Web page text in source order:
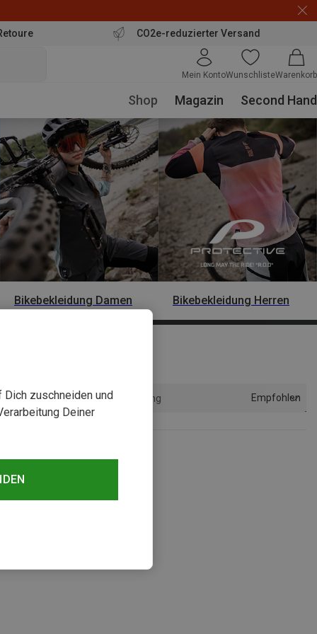
CO2e-reduzierter Versand
Mein KontoWunschlisteWarenkorb
Shop Magazin Second Hand
Bikebekleidung Damen Bikebekleidung Herren
Sortierung Empfohlen
zuschneiden und
Deiner